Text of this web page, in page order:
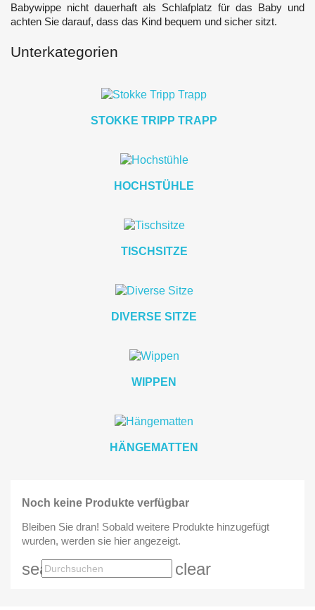
Babywippe nicht dauerhaft als Schlafplatz für das Baby und
achten Sie darauf, dass das Kind bequem und sicher sitzt.
Unterkategorien
STOKKE TRIPP TRAPP
HOCHSTÜHLE
TISCHSITZE
DIVERSE SITZE
WIPPEN
HÄNGEMATTEN
Noch keine Produkte verfügbar
Bleiben Sie dran! Sobald weitere Produkte hinzugefügt
wurden, werden sie hier angezeigt.
search clear